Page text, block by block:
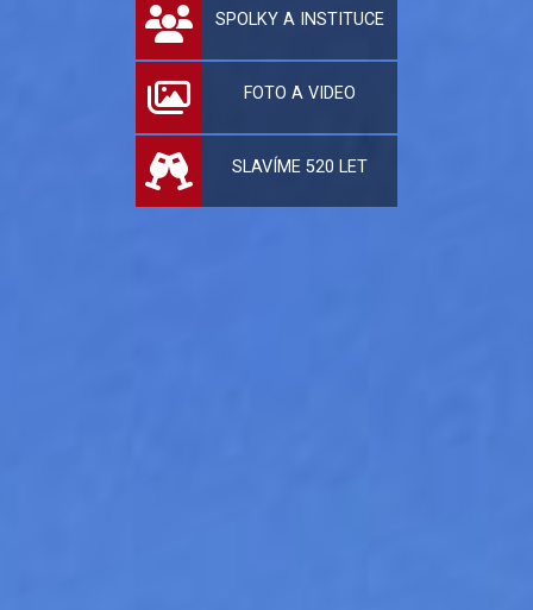
SPOLKY A INSTITUCE
FOTO A VIDEO
SLAVÍME 520 LET